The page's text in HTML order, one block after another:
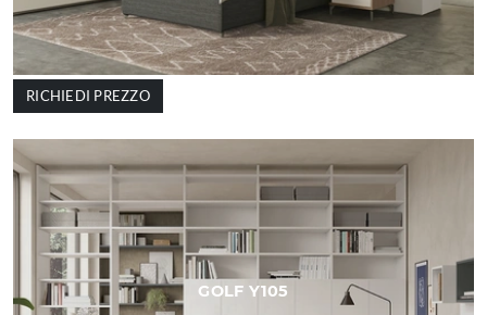
RICHIEDI PREZZO
GOLF Y105